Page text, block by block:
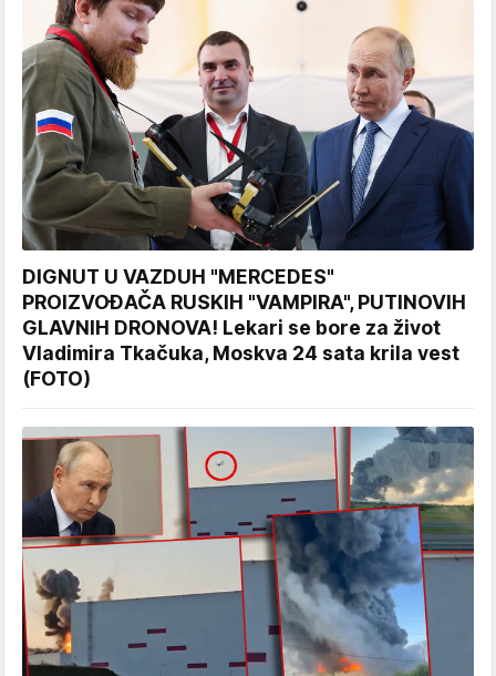
DIGNUT U VAZDUH "MERCEDES"
PROIZVOĐAČA RUSKIH "VAMPIRA", PUTINOVIH
GLAVNIH DRONOVA! Lekari se bore za život
Vladimira Tkačuka, Moskva 24 sata krila vest
(FOTO)